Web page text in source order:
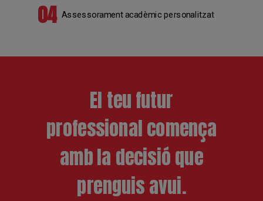
El teu futur
professional comença
amb la decisió que
prenguis avui.
04 Assessorament acadèmic personalitzat